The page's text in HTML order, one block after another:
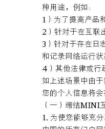
种用途，例如：
1）为了提高产品
2）针对于在互联
3）针对于存在日
和记录网络运行状
4）其他法律或行
如上述场景中由
您的个人信息将
（一）缔结MINI
1. 为使您能够充